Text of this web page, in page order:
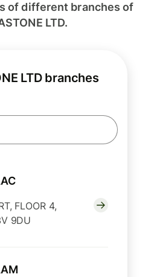
of different branches of
LTD.
LTD branches
FLOOR 4,
9DU